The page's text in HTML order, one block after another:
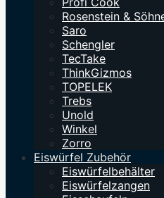
Rosenstein &
Saro
Schengler
TecTake
ThinkGizmos
TOPELEK
Trebs
Unold
Winkel
Zorro
Eiswürfel Zubehör
Eiswürfelbehälter
Eiswürfelzangen